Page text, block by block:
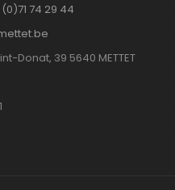
74 29 44
Donat, 39 5640 METTET